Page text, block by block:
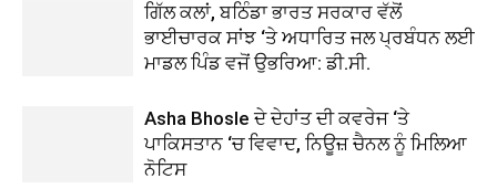
ਗਿੱਲ ਕਲਾਂ, ਬਠਿੰਡਾ ਭਾਰਤ ਸਰਕਾਰ ਵੱਲੋਂ
ਭਾਈਚਾਰਕ ਸਾਂਝ ‘ਤੇ ਅਧਾਰਿਤ ਜਲ ਪ੍ਰਬੰਧਨ ਲਈ
ਮਾਡਲ ਪਿੰਡ ਵਜੋਂ ਉਭਰਿਆ: ਡੀ.ਸੀ.
Asha Bhosle ਦੇ ਦੇਹਾਂਤ ਦੀ ਕਵਰੇਜ ‘ਤੇ
ਪਾਕਿਸਤਾਨ ‘ਚ ਵਿਵਾਦ, ਨਿਊਜ਼ ਚੈਨਲ ਨੂੰ ਮਿਲਿਆ
ਨੋਟਿਸ